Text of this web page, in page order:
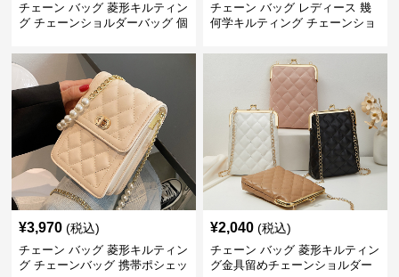
チェーン バッグ 菱形キルティン
グ チェーンショルダーバッグ 個
チェーン バッグ レディース 幾
何学キルティング チェーンショ
¥3,970 (税込)
チェーン バッグ 菱形キルティン
グ チェーンバッグ 携帯ポシェッ
¥2,040 (税込)
チェーン バッグ 菱形キルティン
グ金具留めチェーンショルダー